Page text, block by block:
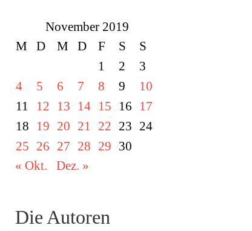
November 2019
M
D M D F S
S
1
2
3
4
5 6 7 8 9
10
11
12 13 14 15 16
17
18
19 20 21 22 23 24
25 26 27 28 29 30
« Okt.
Dez. »
Die Autoren